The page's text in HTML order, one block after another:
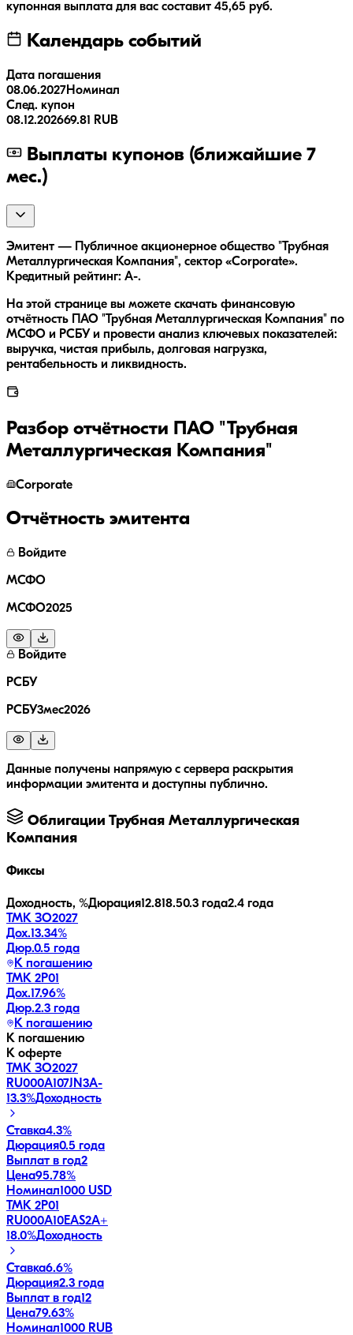
купонная выплата для вас составит 45,65 руб.
Календарь событий
Дата погашения
08.06.2027Номинал
След. купон
08.12.202669.81 RUB
Выплаты купонов (ближайшие 7
мес.)
Эмитент — Публичное акционерное общество "Трубная
Металлургическая Компания", сектор «Corporate».
Кредитный рейтинг: A-.
На этой странице вы можете скачать финансовую
отчётность ПАО "Трубная Металлургическая Компания" по
МСФО и РСБУ и провести анализ ключевых показателей:
выручка, чистая прибыль, долговая нагрузка,
рентабельность и ликвидность.
Разбор отчётности ПАО "Трубная
Металлургическая Компания"
Corporate
Отчётность эмитента
Войдите
МСФО
МСФО2025
Войдите
РСБУ
РСБУ3мес2026
Данные получены напрямую с сервера раскрытия
информации эмитента и доступны публично.
Облигации Трубная Металлургическая
Компания
Фиксы
Доходность, %Дюрация12.818.50.3 года2.4 года
ТМК ЗО2027
Дох.13.34%
Дюр.0.5 года
К погашению
ТМК 2P01
Дох.17.96%
Дюр.2.3 года
К погашению
К погашению
К оферте
ТМК ЗО2027
RU000A107JN3A-
13.3%Доходность
Ставка4.3%
Дюрация0.5 года
Выплат в год2
Цена95.78%
Номинал1000 USD
ТМК 2P01
RU000A10EAS2A+
18.0%Доходность
Ставка6.6%
Дюрация2.3 года
Выплат в год12
Цена79.63%
Номинал1000 RUB